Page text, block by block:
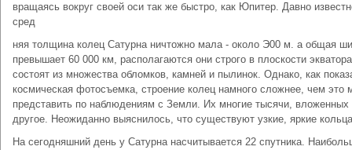
вращаясь вокруг своей оси так же быстро, как Юпитер. Давно
сред
няя тол­щина колец Сатурна ничтожно мала - около Э00 м. а общая
превышает 60 000 км, располагаются они строго в плоскости
состоят из множества обломков, камней и пылинок. Однако, как
космическая фотосъемка, строение колец намного слож­нее, чем это
представить по наблюдениям с Зем­ли. Их многие тысячи, вложенных
другое. Нео­жиданно выяснилось, что существуют узкие, яркие
На сегодняшний день у Сатурна насчитывается 22 спутника.